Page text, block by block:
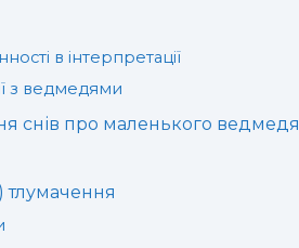
в інтерпретації
з ведмедями
снів про маленького ведмедя
тлумачення